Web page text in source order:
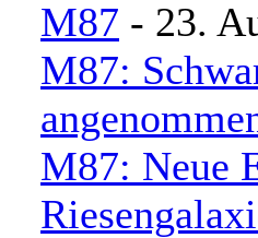
M87 - 23.
M87:
M87: Neue